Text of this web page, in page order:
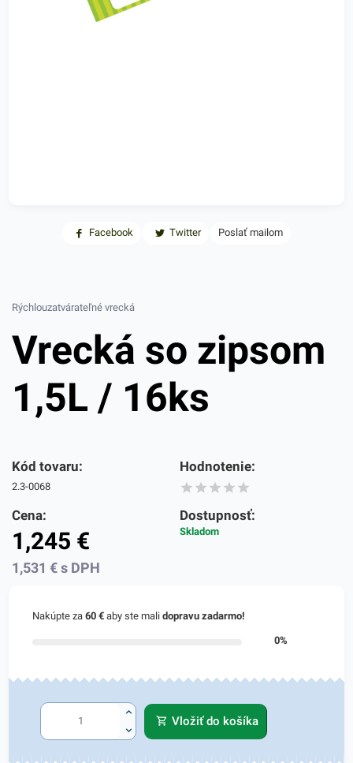
Facebook Twitter Poslať mailom
Rýchlouzatvárateľné vrecká
Vrecká so zipsom
1,5L / 16ks
Kód tovaru:
2.3-0068
Hodnotenie:
Cena:
1,245 €
1,531€ s DPH
Dostupnosť:
Skladom
Nakúpte za60 € aby ste malidopravu zadarmo!
0%
Vložiť do košíka